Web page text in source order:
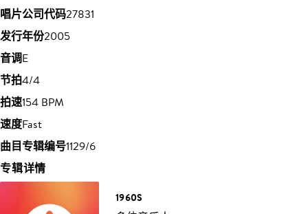
唱片公司代码27831
发行年份2005
音调E
节拍4/4
拍速154 BPM
速度Fast
曲目专辑编号1129/6
专辑详情
1960S